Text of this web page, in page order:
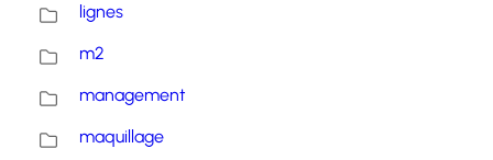
lignes
m2
management
maquillage